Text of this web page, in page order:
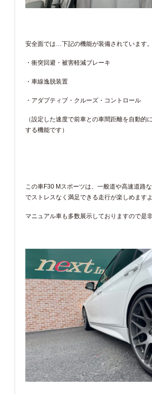
安全面では…下記の機能が装備されています。
・衝突回避・被害軽減ブレーキ
・車線逸脱装置
・アダプティブ・クルーズ・コントロール
（設定した速度で前車との車間距離を自動的
する機能です）
この車F30 Mスポーツは、一般道や高速道路
でストレスなく満足できる走行が楽しめます
マニュアル車も多数展示しておりますので是